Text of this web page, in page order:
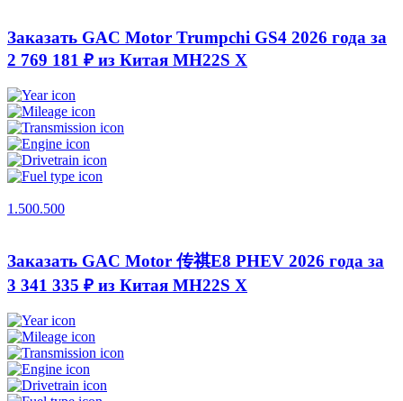
Заказать GAC Motor Trumpchi GS4 2026 года за
2 769 181 ₽ из Китая MH22S X
1.500.500
Заказать GAC Motor 传祺E8 PHEV 2026 года за
3 341 335 ₽ из Китая MH22S X